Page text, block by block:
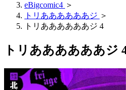
eBigcomic4 ＞
トリああああああジ ＞
トリああああああジ 4
トリああああああジ